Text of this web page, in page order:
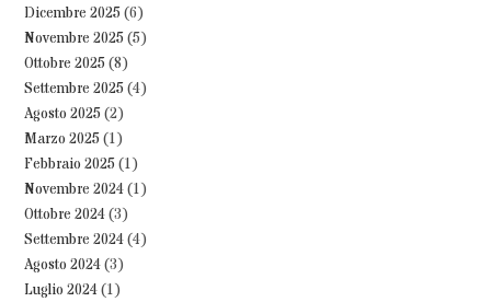
Dicembre 2025(6)
Novembre 2025(5)
Ottobre 2025(8)
Settembre 2025(4)
Agosto 2025(2)
Marzo 2025(1)
Febbraio 2025(1)
Novembre 2024(1)
Ottobre 2024(3)
Settembre 2024(4)
Agosto 2024(3)
Luglio 2024(1)